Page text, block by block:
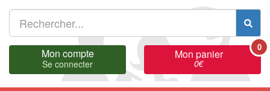
Mon compte
Se connecter
Mon panier
0€
0